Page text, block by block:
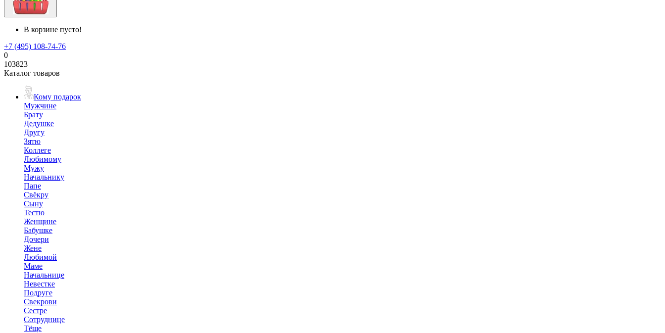
В корзине пусто!
+7 (495) 108-74-76
0
103823
Каталог товаров
Кому подарок
Мужчине
Брату
Дедушке
Другу
Зятю
Коллеге
Любимому
Мужу
Начальнику
Папе
Свёкру
Сыну
Тестю
Женщине
Бабушке
Дочери
Жене
Любимой
Маме
Начальнице
Невестке
Подруге
Свекрови
Сестре
Сотруднице
Тёще